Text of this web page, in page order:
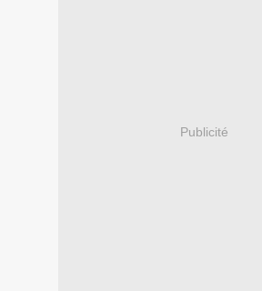
Publicité